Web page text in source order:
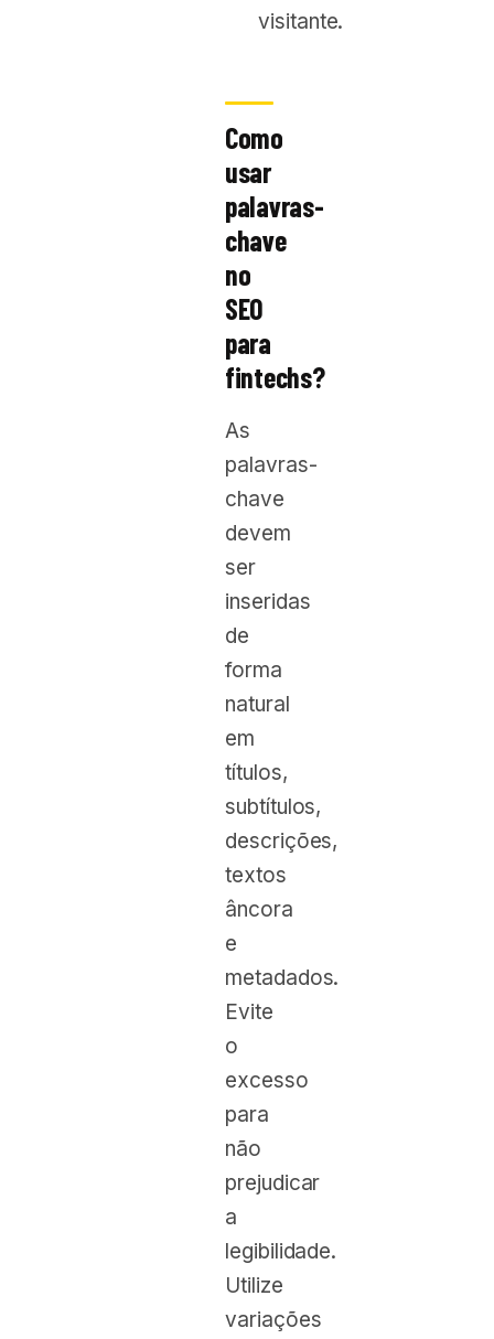
visitante.
Como
usar
palavras-
chave
no
SEO
para
fintechs?
As
palavras-
chave
devem
ser
inseridas
de
forma
natural
em
títulos,
subtítulos,
descrições,
textos
âncora
e
metadados.
Evite
o
excesso
para
não
prejudicar
a
legibilidade.
Utilize
variações